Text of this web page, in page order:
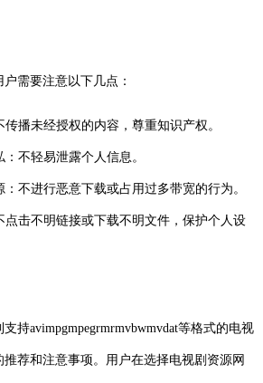
需要注意以下几点：
播未经授权的内容，尊重知识产权。
不轻易泄露个人信息。
进行恶意下载或占用过多带宽的行为。
击不明链接或下载不明文件，保护个人设
avimpgmpegrmrmvbwmvdat等格式的电视
荐和注意事项。用户在选择电视剧资源网